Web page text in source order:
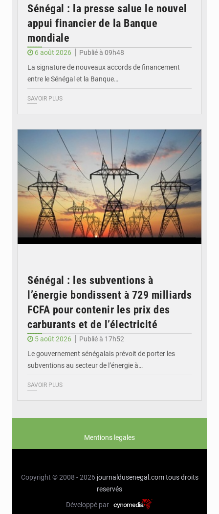
Sénégal : la presse salue le nouvel
appui financier de la Banque
mondiale
6 août 2026
Publié à 09h48
La signature de nouveaux accords de financement
entre le Sénégal et la Banque…
SAVOIR PLUS
Sénégal : les subventions à
l’énergie bondissent à 729 milliards
FCFA pour contenir les prix des
carburants et de l’électricité
5 août 2026
Publié à 17h52
Le gouvernement sénégalais prévoit de porter les
subventions au secteur de l’énergie à…
SAVOIR PLUS
Mentions legales
Copyright © 2008 - 2026 journaldusenegal.com tous droits
reservés
Développé par